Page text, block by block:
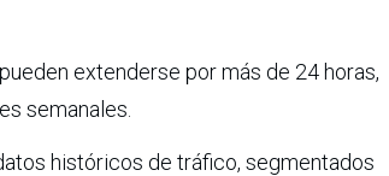
extenderse por más de 24 horas,
semanales.
históricos de tráfico, segmentados